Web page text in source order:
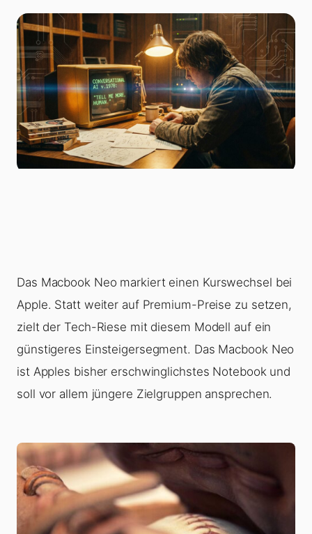
Das Macbook Neo markiert einen Kurswechsel bei
Apple. Statt weiter auf Premium-Preise zu setzen,
zielt der Tech-Riese mit diesem Modell auf ein
günstigeres Einsteigersegment. Das Macbook Neo
ist Apples bisher erschwinglichstes Notebook und
soll vor allem jüngere Zielgruppen ansprechen.